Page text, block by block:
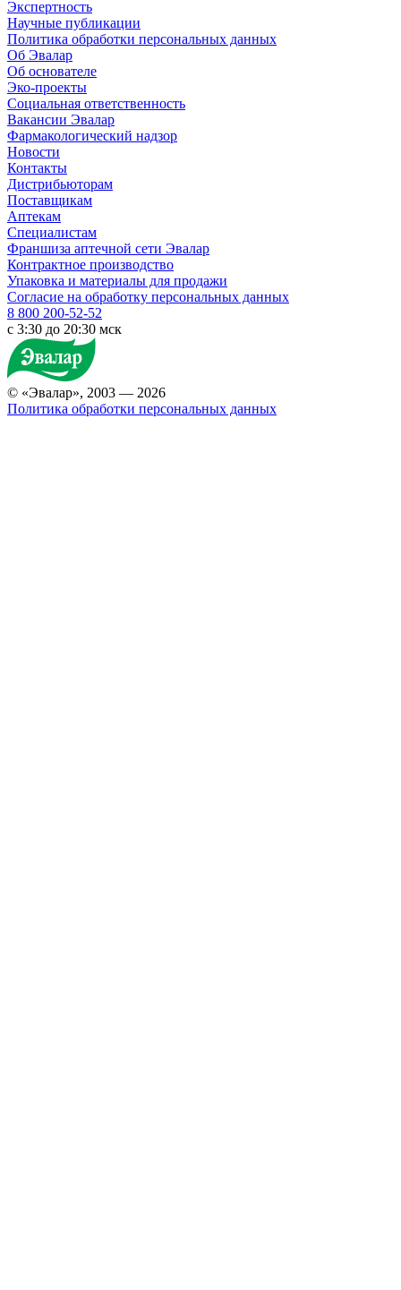
Экспертность
Научные публикации
Политика обработки персональных данных
Об Эвалар
Об основателе
Эко-проекты
Социальная ответственность
Вакансии Эвалар
Фармакологический надзор
Новости
Контакты
Дистрибьюторам
Поставщикам
Аптекам
Специалистам
Франшиза аптечной сети Эвалар
Контрактное производство
Упаковка и материалы для продажи
Согласие на обработку персональных данных
8 800 200-52-52
c 3:30 до 20:30 мск
© «Эвалар», 2003 — 2026
Политика обработки персональных данных